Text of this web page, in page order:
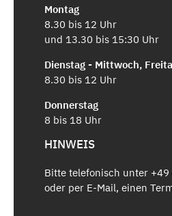
Montag
8.30 bis 12 Uhr
und 13.30 bis 15:30 Uhr
Dienstag - Mittwoch,
8.30 bis 12 Uhr
Donnerstag
8 bis 18 Uhr
HINWEIS
Bitte telefonisch unter
oder per E-Mail, einen